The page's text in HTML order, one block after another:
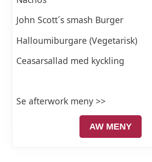
John Scott´s smash Burger
Halloumiburgare (Vegetarisk)
Ceasarsallad med kyckling
Se afterwork meny >>
AW MENY